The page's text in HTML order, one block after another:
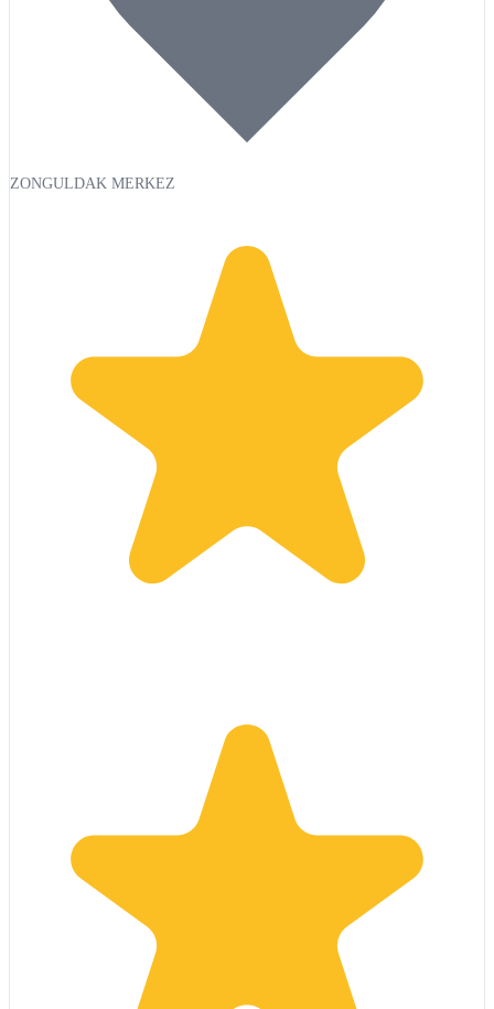
ZONGULDAK MERKEZ